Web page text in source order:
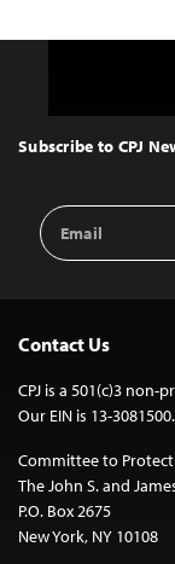
Top
Subscribe to CPJ
Email
Address
Contact Us
CPJ is a 501(c)3 non-
Our EIN is 13-3081500.
Committee to
The John S. and
P.O. Box 2675
New York, NY 10108